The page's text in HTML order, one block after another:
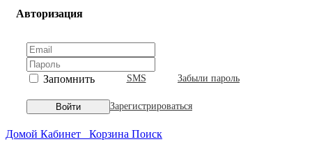
Авторизация
Запомнить SMS Забыли пароль
Войти Зарегистрироваться
Домой Кабинет Корзина Поиск